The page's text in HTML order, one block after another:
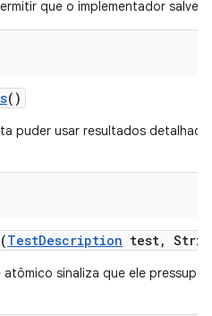
que o implementador salve
()
puder usar resultados
(TestDescription test,
sinaliza que ele